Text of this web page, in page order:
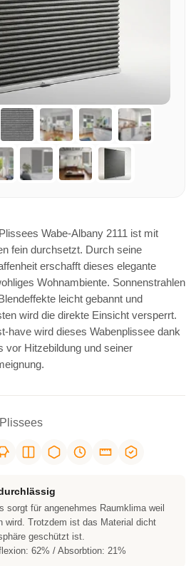
Wabe-Albany 2111 ist mit
fein durchsetzt. Durch seine
erschafft dieses elegante
Wohnambiente. Sonnenstrahlen
leicht gebannt und
wird die direkte Einsicht versperrt.
have wird dieses Wabenplissee dank
vor Hitzebildung und seiner
sorgt für angenehmes Raumklima weil
wird. Trotzdem ist das Material dicht
geschützt ist.
62% / Absorbtion: 21%